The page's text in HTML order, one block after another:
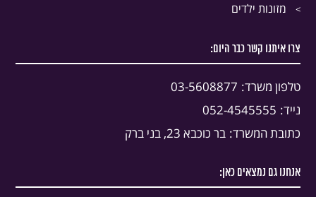
מזונות ילדים
צרו איתנו קשר כבר היום:
טלפון משרד: 03-5608877
נייד: 052-4545555
כתובת המשרד: בר כוכבא 23, בני ברק
אנחנו גם נמצאים כאן: